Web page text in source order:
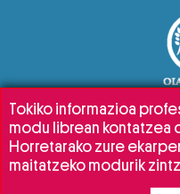
Tokiko informazioa
modu librean kontatzea
Horretarako zure
maitatzeko modurik